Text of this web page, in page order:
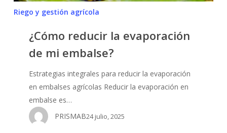
Riego y gestión agrícola
¿Cómo reducir la evaporación
de mi embalse?
Estrategias integrales para reducir la evaporación
en embalses agrícolas Reducir la evaporación en
embalse es…
PRISMAB24 julio, 2025